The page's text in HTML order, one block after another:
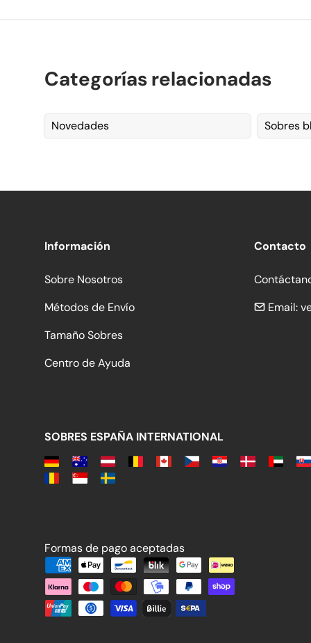
Categorías relacionadas
Novedades Sobres
Información
Sobre Nosotros
Métodos de Envío
Tamaño Sobres
Centro de Ayuda
Contacto
Email:
SOBRES ESPAÑA INTERNATIONAL
Formas de pago aceptadas
Formas de pago aceptadas